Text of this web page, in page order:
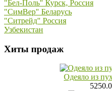
"Бел-Поль" Курск, Россия
"СимВер" Беларусь
"Ситрейд" Россия
Узбекистан
Хиты продаж
Одеяло из